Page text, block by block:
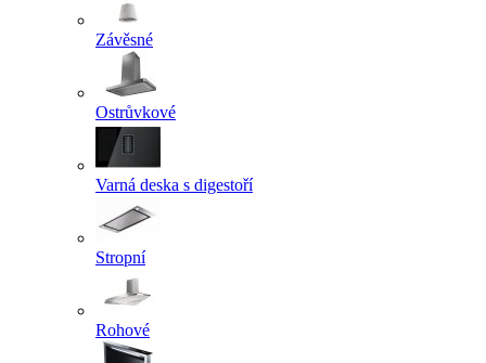
Závěsné
Ostrůvkové
Varná deska s digestoří
Stropní
Rohové